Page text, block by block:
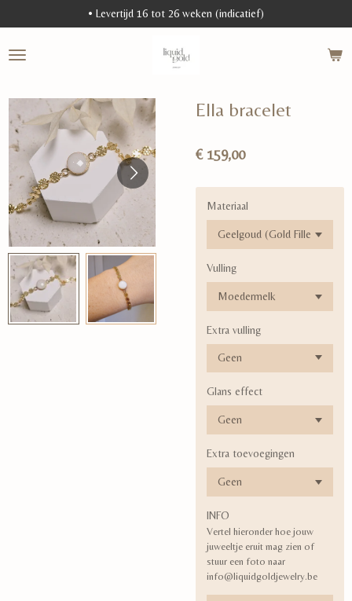
direct
naar
de
• Levertijd 16 tot 26 weken (indicatief)
Ella bracelet
€ 159,00
Materiaal
Vulling
Extra vulling
Glans effect
Extra toevoegingen
INFO
Vertel hieronder hoe jouw
juweeltje eruit mag zien of
stuur een foto naar
info@liquidgoldjewelry.be